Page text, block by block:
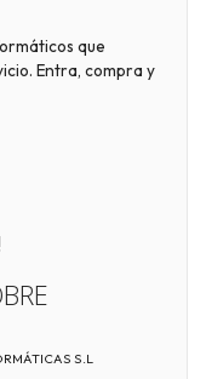
que
Entra, compra y
S.L